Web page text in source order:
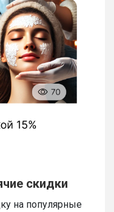
скидки
на популярные